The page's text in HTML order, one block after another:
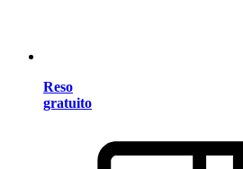
Reso
gratuito